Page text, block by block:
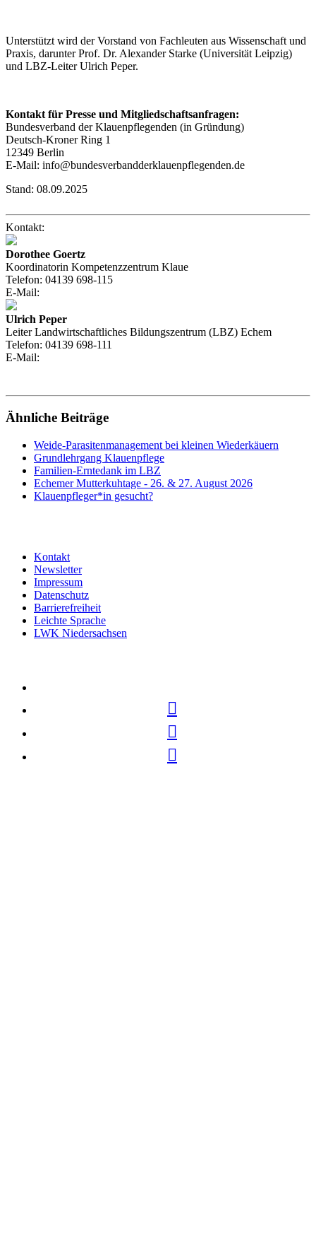
Unterstützt wird der Vorstand von Fachleuten aus Wissenschaft und
Praxis, darunter Prof. Dr. Alexander Starke (Universität Leipzig)
und LBZ-Leiter Ulrich Peper.
Kontakt für Presse und Mitgliedschaftsanfragen:
Bundesverband der Klauenpflegenden (in Gründung)
Deutsch-Kroner Ring 1
12349 Berlin
E-Mail: info@bundesverbandderklauenpflegenden.de
Stand: 08.09.2025
Kontakt:
Dorothee Goertz
Koordinatorin Kompetenzzentrum Klaue
Telefon: 04139 698-115
E-Mail:
Ulrich Peper
Leiter Landwirtschaftliches Bildungszentrum (LBZ) Echem
Telefon: 04139 698-111
E-Mail:
Ähnliche Beiträge
Weide-Parasitenmanagement bei kleinen Wiederkäuern
Grundlehrgang Klauenpflege
Familien-Erntedank im LBZ
Echemer Mutterkuhtage - 26. & 27. August 2026
Klauenpfleger*in gesucht?
Kontakt
Newsletter
Impressum
Datenschutz
Barrierefreiheit
Leichte Sprache
LWK Niedersachsen